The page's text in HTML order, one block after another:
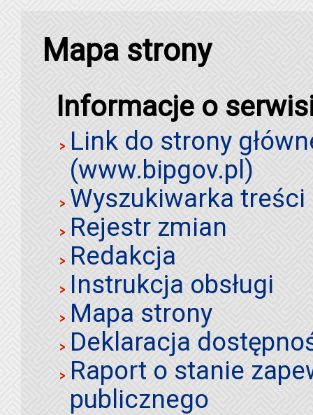
Mapa strony
Informacje o
Link do strony
(www.bipgov.pl)
Wyszukiwarka
Rejestr zmian
Redakcja
Instrukcja obsługi
Mapa strony
Deklaracja
Raport o stanie
publicznego